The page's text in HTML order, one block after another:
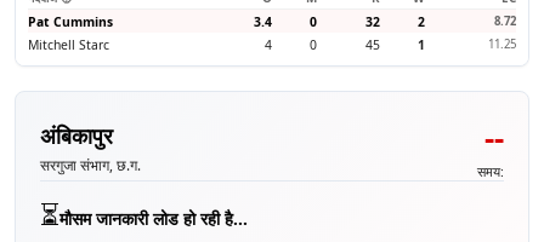
Pat Cummins
3.4 0 32 2 8.72
Mitchell Starc 4 0 45 1 11.25
अंबिकापुर
सरगुजा संभाग, छ.ग.
--
समय:
⏳मौसम जानकारी लोड हो रही है...